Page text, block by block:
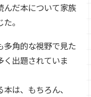
んだ本について家族
。
多角的な視野で見た
く出題されていま
は、もちろん、